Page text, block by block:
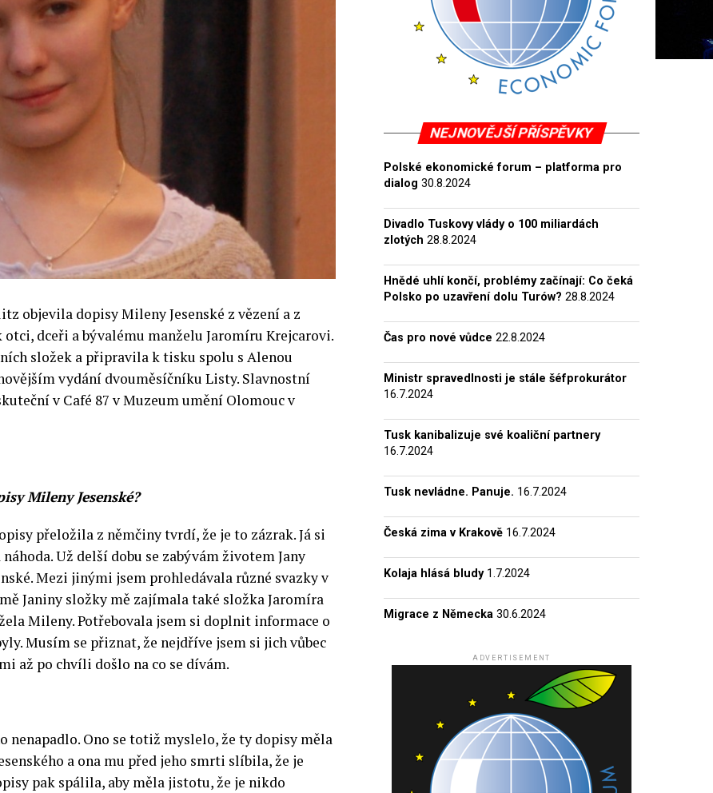
objevila dopisy Mileny Jesenské z vězení a z
dceři a bývalému manželu Jaromíru Krejcarovi.
složek a připravila k tisku spolu s Alenou
vydání dvouměsíčníku Listy. Slavnostní
v Café 87 v Muzeum umění Olomouc v
Mileny Jesenské?
přeložila z němčiny tvrdí, že je to zázrak. Já si
Už delší dobu se zabývám životem Jany
Mezi jinými jsem prohledávala různé svazky v
Janiny složky mě zajímala také složka Jaromíra
Mileny. Potřebovala jsem si doplnit informace o
Musím se přiznat, že nejdříve jsem si jich vůbec
až po chvíli došlo na co se dívám.
nenapadlo. Ono se totiž myslelo, že ty dopisy měla
a ona mu před jeho smrti slíbila, že je
pak spálila, aby měla jistotu, že je nikdo
NEJNOVĚJŠÍ PŘÍSPĚVKY
Polské ekonomické forum – platforma pro
dialog 30.8.2024
Divadlo Tuskovy vlády o 100 miliardách
zlotých 28.8.2024
Hnědé uhlí končí, problémy začínají: Co čeká
Polsko po uzavření dolu Turów? 28.8.2024
Čas pro nové vůdce 22.8.2024
Ministr spravedlnosti je stále šéfprokurátor
16.7.2024
Tusk kanibalizuje své koaliční partnery
16.7.2024
Tusk nevládne. Panuje. 16.7.2024
Česká zima v Krakově 16.7.2024
Kolaja hlásá bludy 1.7.2024
Migrace z Německa 30.6.2024
ADVERTISEMENT